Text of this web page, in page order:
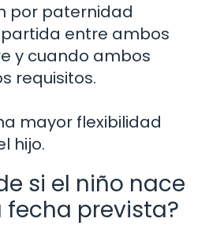
por paternidad
entre ambos
y cuando ambos
requisitos.
mayor flexibilidad
hijo.
si el niño nace
fecha prevista?